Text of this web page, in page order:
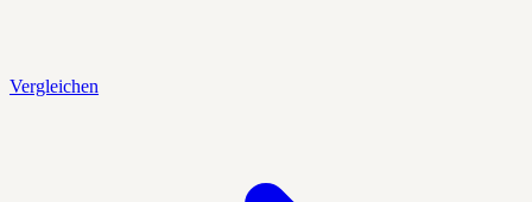
Vergleichen